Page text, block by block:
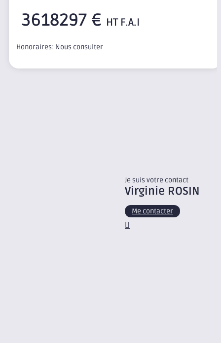
3618297 € HT F.A.I
Honoraires: Nous consulter
Je suis votre contact
Virginie ROSIN
Me contacter